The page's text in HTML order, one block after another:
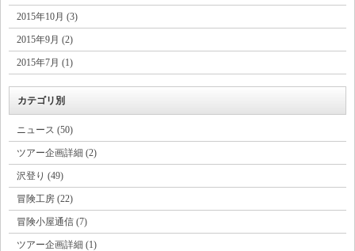
2015年10月 (3)
2015年9月 (2)
2015年7月 (1)
カテゴリ別
ニュース (50)
ツアー企画詳細 (2)
沢登り (49)
冒険工房 (22)
冒険小屋通信 (7)
ツアー企画詳細 (1)